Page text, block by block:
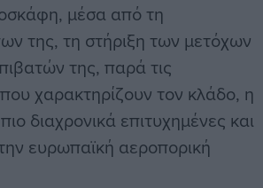
μέσα από τη
της, τη στήριξη των μετόχων
της, παρά τις
χαρακτηρίζουν τον κλάδο, η
διαχρονικά επιτυχημένες και
ευρωπαϊκή αεροπορική